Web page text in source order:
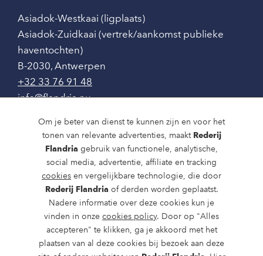
Om je beter van dienst te kunnen zijn en voor het
tonen van relevante advertenties, maakt Rederij
Flandria gebruik van functionele, analytische,
social media, advertentie, affiliate en tracking
cookies en vergelijkbare technologie, die door
Rederij Flandria of derden worden geplaatst.
Nadere informatie over deze cookies kun je
vinden in onze cookies policy. Door op "Alles
accepteren" te klikken, ga je akkoord met het
plaatsen van al deze cookies bij bezoek aan deze
Asiadok-Westkaai (ligplaats)
Asiadok-Zuidkaai (vertrek/aankomst publieke
haventochten)
B-2030, Antwerpen
+32 33 76 91 48
info@flandria.nu
Contact
Vaaragenda
Rondvaarten en dagtochten
Nieuws
Over ons
Route en bereikbaarheid